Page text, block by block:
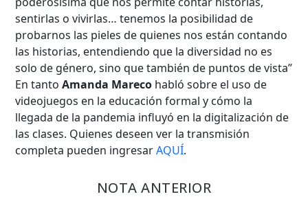
sentirlas o vivirlas… tenemos la posibilidad de
probarnos las pieles de quienes nos están contando
las historias, entendiendo que la diversidad no es
solo de género, sino que también de puntos de vista”
En tantoAmanda Mareco habló sobre el uso de
videojuegos en la educación formal y cómo la
llegada de la pandemia influyó en la digitalización de
las clases. Quienes deseen ver la transmisión
completa pueden ingresarAQUÍ.
NOTA ANTERIOR
Desde...
Hasta...